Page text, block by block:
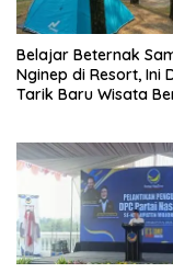
Belajar Beternak
Nginep di Resort, Ini
Tarik Baru Wisata